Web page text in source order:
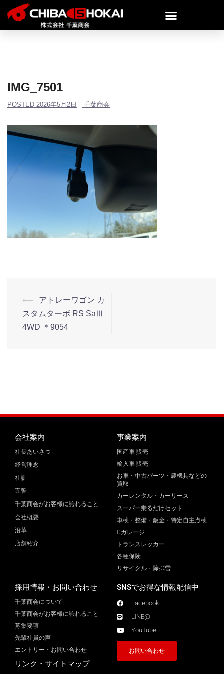
IMG_7501
POSTED 2026年5月2日 千葉商会
⟵
アトレーワゴン カ
スタムターボ RS SaⅢ
4WD ＊9054
会社案内
社長あいさつ
経営理念
社訓
五誓
千葉商会がお客様に誇れること
会社概要
沿革
店舗紹介
事業案内
国産車 販売
輸入車 販売
お車・中古パーツ・農機具などの
買取
カーレンタル・カーリース
スーパー乗るだけセット
車検・整備・鈑金・特定自主点検
Cガレージ
トランスレッカー
各種保険
リサイクル・除排雪
採用情報・お問い合わせ
千葉商会について
千葉商会がお客様に誇れること​
募集要項
先輩社員の声
エントリー・お問い合わせ
リンク・サイトマップ
SNSでお得な情報配信中
Facebook
LINE@
YouTube
お問い合わせ